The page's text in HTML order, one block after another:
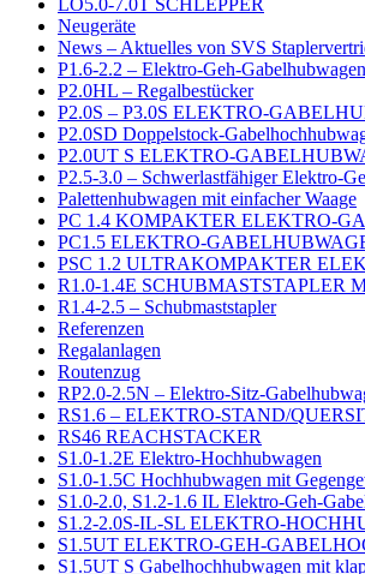
Neugeräte
News – Aktuelles von SVS
P1.6-2.2 – Elektro-Geh-Gabelhubwagen
P2.0HL – Regalbestücker
P2.0S – P3.0S ELEKTRO-
P2.0SD Doppelstock-
P2.0UT S ELEKTRO-
P2.5-3.0 – Schwerlastfähiger Elektro-
Palettenhubwagen mit einfacher Waage
PC 1.4 KOMPAKTER ELEKTRO-
PC1.5 ELEKTRO-
PSC 1.2 ULTRAKOMPAKTER
R1.0-1.4E SCHUBMASTSTAPLER
R1.4-2.5 – Schubmaststapler
Referenzen
Regalanlagen
Routenzug
RP2.0-2.5N – Elektro-Sitz-
RS1.6 – ELEKTRO-STAND/
RS46 REACHSTACKER
S1.0-1.2E Elektro-Hochhubwagen
S1.0-1.5C Hochhubwagen mit
S1.0-2.0, S1.2-1.6 IL Elektro-Geh-
S1.2-2.0S-IL-SL ELEKTRO-
S1.5UT ELEKTRO-GEH-
S1.5UT S Gabelhochhubwagen mit